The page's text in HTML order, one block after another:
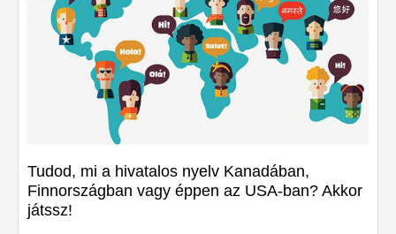
Tudod, mi a hivatalos nyelv Kanadában,
Finnországban vagy éppen az USA-ban? Akkor
játssz!